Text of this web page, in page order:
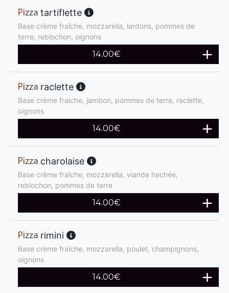
tartiflette
Base crème fraîche, mozzarella, lardons, pommes de
terre, reblochon, oignons
14.00€
raclette
Base crème fraiche, jambon, pommes de terre, raclette,
oignons
14.00€
charolaise
Base crème fraîche, mozzarella, viande hachée,
reblochon, pommes de terre
14.00€
rimini
Base crème fraîche, mozzarella, poulet, champignons,
oignons
14.00€